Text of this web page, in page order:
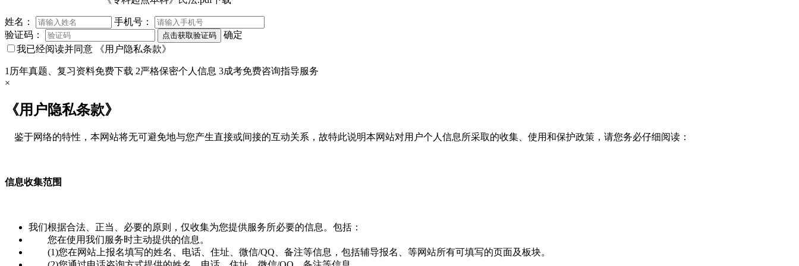
姓名：
手机号：
验证码：
点击获取验证码
确定
我已经阅读并同意
《用户隐私条款》
1 历年真题、复习资料免费下载 2严格保密个人信息 3成考免费咨询指导服务
×
《用户隐私条款》
鉴于网络的特性，本网站将无可避免地与您产生直接或间接的互动关系，故特此说明本网站对用户个人信息所采取的收集、使用和保护政策，请您务必仔细阅读：
信息收集范围
我们根据合法、正当、必要的原则，仅收集为您提供服务所必要的信息。包括：
您在使用我们服务时主动提供的信息。
(1)您在网站上报名填写的姓名、电话、住址、微信/QQ、备注等信息，包括辅导报名、等网站所有可填写的页面及板块。